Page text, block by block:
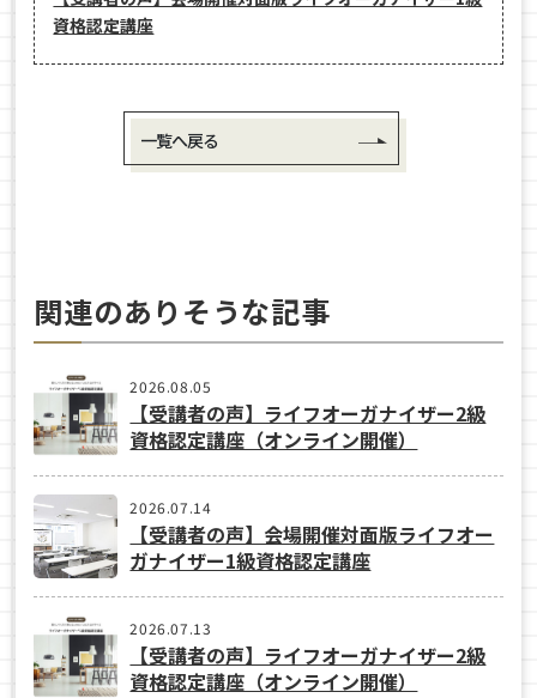
資格認定講座
一覧へ戻る
関連のありそうな記事
2026.08.05
【受講者の声】ライフオーガナイザー2級
資格認定講座（オンライン開催）
2026.07.14
【受講者の声】会場開催対面版ライフオー
ガナイザー1級資格認定講座
2026.07.13
【受講者の声】ライフオーガナイザー2級
資格認定講座（オンライン開催）